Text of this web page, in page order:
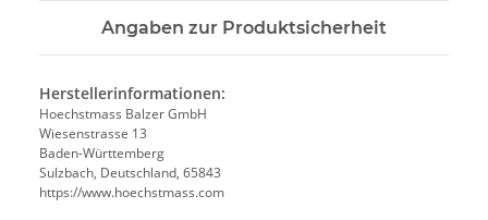
Angaben zur Produktsicherheit
Herstellerinformationen:
Hoechstmass Balzer GmbH
Wiesenstrasse 13
Baden-Württemberg
Sulzbach, Deutschland, 65843
https://www.hoechstmass.com